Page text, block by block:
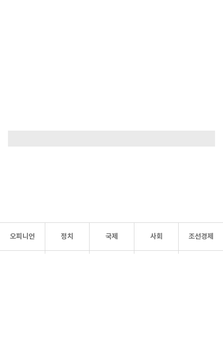
오피니언 정치 국제 사회 조선경제